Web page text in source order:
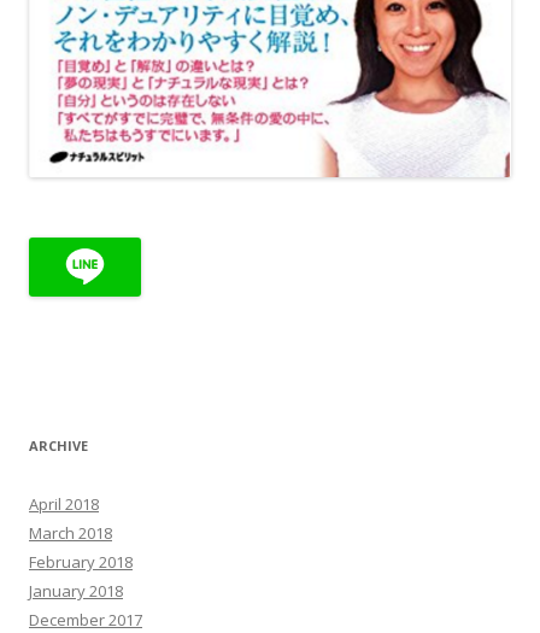
ARCHIVE
April 2018
March 2018
February 2018
January 2018
December 2017